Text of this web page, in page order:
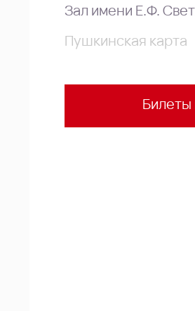
Зал имени Е.Ф.
Пушкинская карта